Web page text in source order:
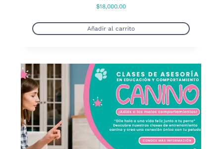
$18,000.00
Añadir al carrito